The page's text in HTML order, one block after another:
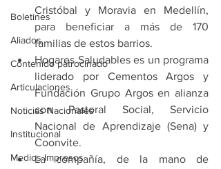
Boletines
Aliados
Contenido patrocinado
Articulaciones
Noticias Nacionales
Institucional
Medios Impresos
Cristóbal y Moravia en Medellín,
para beneficiar a más de 170
familias de estos barrios.
Hogares Saludables es un programa
liderado por Cementos Argos y
Fundación Grupo Argos en alianza
con Pastoral Social, Servicio
Nacional de Aprendizaje (Sena) y
Coonvite.
La compañía, de la mano de